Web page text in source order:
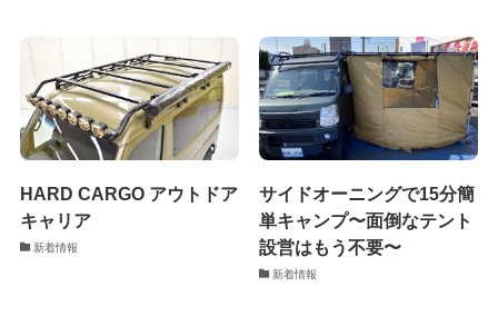
HARD CARGO アウトドア
キャリア
新着情報
サイドオーニングで15分簡
単キャンプ〜面倒なテント
設営はもう不要〜
新着情報